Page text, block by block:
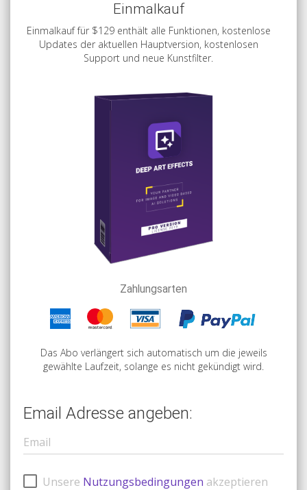
Einmalkauf
Einmalkauf für $129 enthält alle Funktionen, kostenlose
Updates der aktuellen Hauptversion, kostenlosen
Support und neue Kunstfilter.
Zahlungsarten
Das Abo verlängert sich automatisch um die jeweils
gewählte Laufzeit, solange es nicht gekündigt wird.
Email Adresse angeben:
Unsere Nutzungsbedingungen akzeptieren